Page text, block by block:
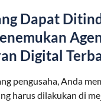
Dapat
Digital
pengusaha, Anda
harus dilakukan di